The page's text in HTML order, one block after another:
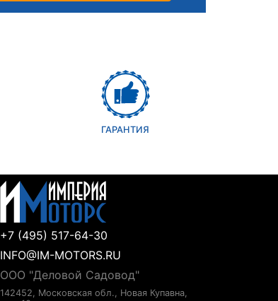
ГАРАНТИЯ
+7 (495) 517-64-30
INFO@IM-MOTORS.RU
ООО "Деловой Садовод"
142452, Московская обл., Новая Купавна,